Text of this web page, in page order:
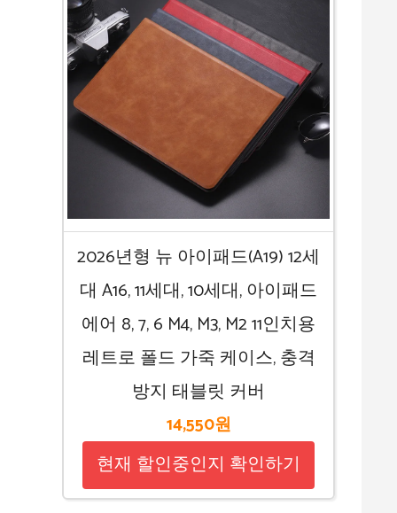
2026년형 뉴 아이패드(A19) 12세
대 A16, 11세대, 10세대, 아이패드
에어 8, 7, 6 M4, M3, M2 11인치용
레트로 폴드 가죽 케이스, 충격
방지 태블릿 커버
14,550원
현재 할인중인지 확인하기